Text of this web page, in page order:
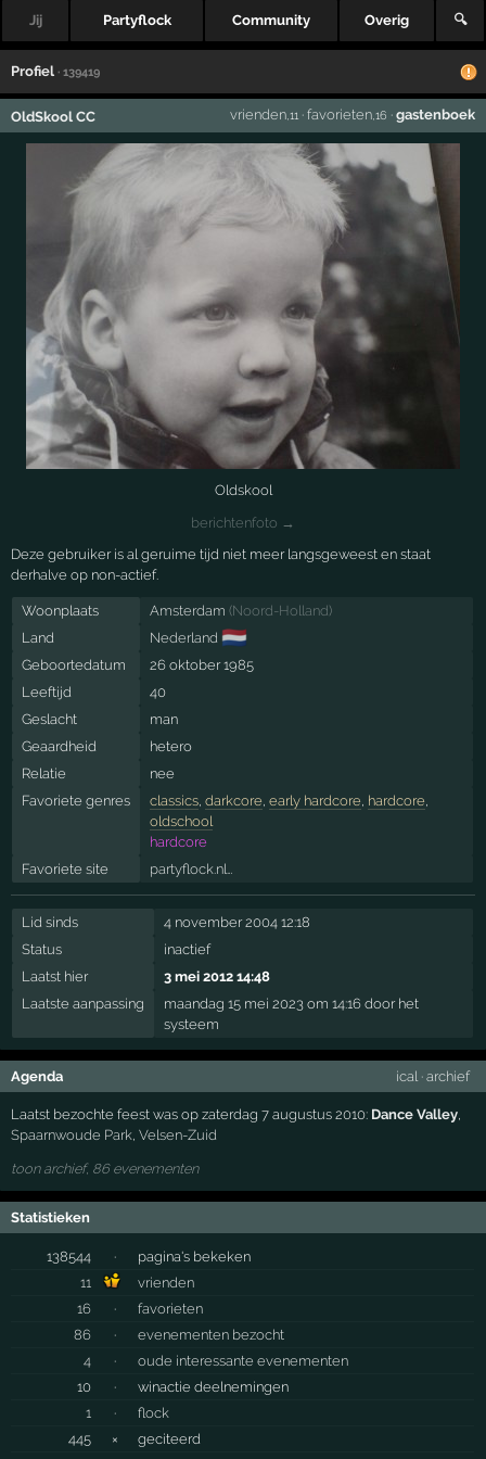
Jij Partyflock Community Overig 🔍
Profiel · 139419
OldSkool CC vrienden,11· favorieten,16 · gastenboek
Oldskool
berichtenfoto →
Deze gebruiker is al geruime tijd niet meer langsgeweest en staat
derhalve op non-actief.
Woonplaats Amsterdam (Noord-Holland)
Land
Nederland 🇳🇱
Geboortedatum
26 oktober 1985
Leeftijd
40
Geslacht
man
Geaardheid
hetero
Relatie
nee
Favoriete genres
classics, darkcore, early hardcore, hardcore,
oldschool
hardcore
Favoriete site
partyflock.nl…
Lid sinds
4 november 2004 12:18
Status
inactief
Laatst hier
3 mei 2012 14:48
Laatste aanpassing
maandag 15 mei 2023 om 14:16 door het
systeem
Agenda ical· archief
Laatst bezochte feest was op zaterdag 7 augustus 2010: Dance Valley
Spaarnwoude Park ,Velsen-Zuid
toon archief, 86 evenementen
Statistieken
138544 ·
pagina's bekeken
11
vrienden
16
·
favorieten
86
·
evenementen bezocht
4
·
oude interessante evenementen
10
·
winactie deelnemingen
1
·
flock
445
×
geciteerd